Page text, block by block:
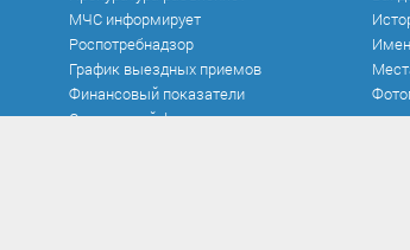
МЧС информирует
Роспотребнадзор
График выездных приемов
Финансовый показатели
Социальный фонд